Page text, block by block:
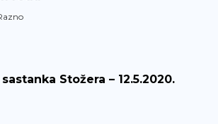
Stožera – 12.5.2020.